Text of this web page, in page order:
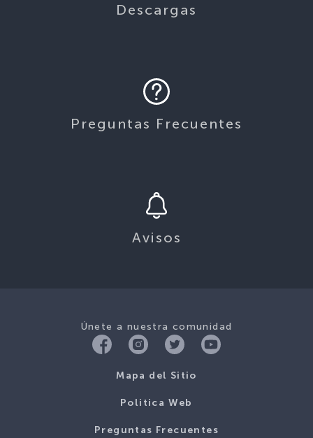
Descargas
Preguntas Frecuentes
Avisos
Únete a nuestra comunidad
Mapa del Sitio
Politica Web
Preguntas Frecuentes